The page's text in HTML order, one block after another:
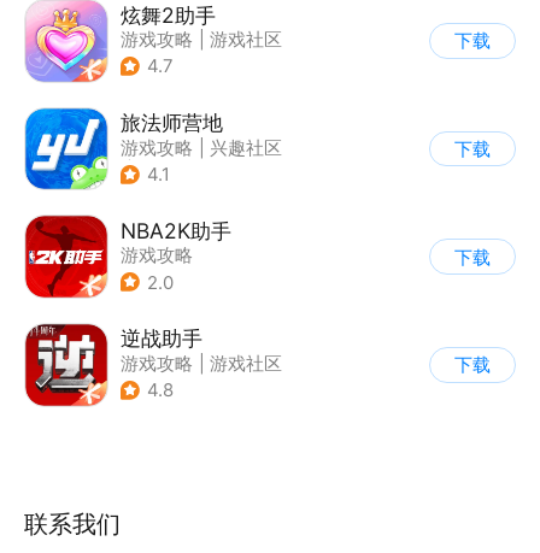
炫舞2助手
游戏攻略
游戏社区
4.7
下载
旅法师营地
游戏攻略
兴趣社区
| 游戏社区
4.1
下载
NBA2K助手
游戏攻略
2.0
下载
逆战助手
游戏攻略
游戏社区
4.8
下载
联系我们